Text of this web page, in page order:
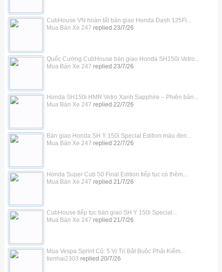
CubHouse VN hoàn tất bàn giao Honda Dash 125Fi...
Mua Bán Xe 247 replied 23/7/26
Quốc Cường CubHouse bàn giao Honda SH150i Vetro...
Mua Bán Xe 247 replied 23/7/26
Honda SH150i HMR Vetro Xanh Sapphire – Phiên bản...
Mua Bán Xe 247 replied 22/7/26
Bàn giao Honda SH Ý 150i Special Edition màu đen...
Mua Bán Xe 247 replied 22/7/26
Honda Super Cub 50 Final Edition tiếp tục có thêm...
Mua Bán Xe 247 replied 21/7/26
CubHouse tiếp tục bàn giao SH Ý 150i Special...
Mua Bán Xe 247 replied 21/7/26
Mua Vespa Sprint Cũ: 5 Vị Trí Bắt Buộc Phải Kiểm...
tienhai2303 replied 20/7/26